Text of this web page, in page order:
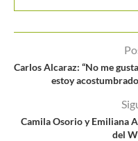
Carlos Alcaraz: “No me
estoy
Camila Osorio y Emiliana
del